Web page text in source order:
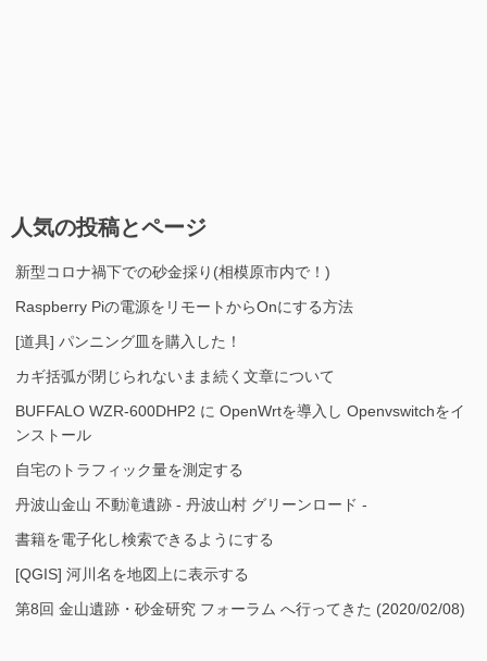
人気の投稿とページ
新型コロナ禍下での砂金採り(相模原市内で！)
Raspberry Piの電源をリモートからOnにする方法
[道具] パンニング皿を購入した！
カギ括弧が閉じられないまま続く文章について
BUFFALO WZR-600DHP2 に OpenWrtを導入し Openvswitchをイ
ンストール
自宅のトラフィック量を測定する
丹波山金山 不動滝遺跡 - 丹波山村 グリーンロード -
書籍を電子化し検索できるようにする
[QGIS] 河川名を地図上に表示する
第8回 金山遺跡・砂金研究 フォーラム へ行ってきた (2020/02/08)